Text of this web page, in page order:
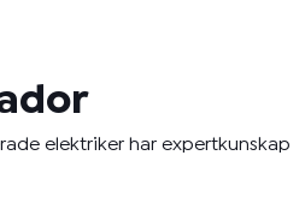
elektriker har expertkunskap